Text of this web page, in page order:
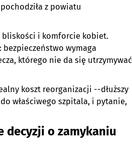
z powiatu
i komforcie kobiet.
wymaga
którego nie da się utrzymywać
koszt reorganizacji --dłuższy
właściwego szpitala, i pytanie,
decyzji o zamykaniu